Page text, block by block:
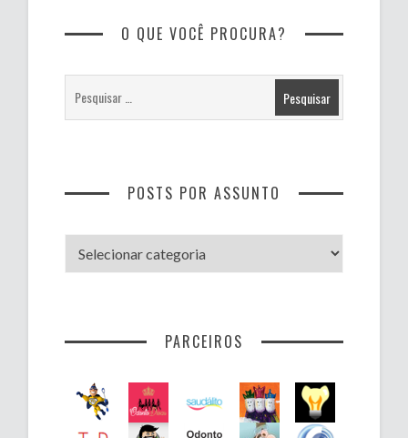
O QUE VOCÊ PROCURA?
POSTS POR ASSUNTO
Posts
por
PARCEIROS